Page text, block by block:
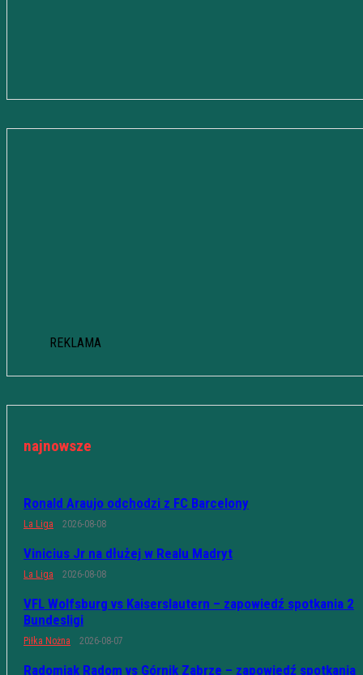
REKLAMA
najnowsze
Ronald Araujo odchodzi z FC Barcelony
La Liga 2026-08-08
Vinicius Jr na dłużej w Realu Madryt
La Liga 2026-08-08
VFL Wolfsburg vs Kaiserslautern – zapowiedź spotkania 2
Bundesligi
Piłka Nożna 2026-08-07
Radomiak Radom vs Górnik Zabrze – zapowiedź spotkania